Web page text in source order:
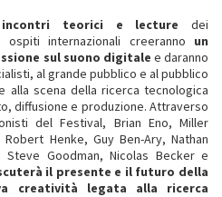
teorici e lecture dei
internazionali creeranno un
sul suono digitale e daranno
al grande pubblico e al pubblico
alla scena della ricerca tecnologica
diffusione e produzione. Attraverso
del Festival, Brian Eno, Miller
Henke, Guy Ben-Ary, Nathan
Steve Goodman, Nicolas Becker e
il presente e il futuro della
creatività legata alla ricerca